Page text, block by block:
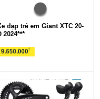
đạp trẻ em Giant XTC 20-
2024***
9.650.000₫